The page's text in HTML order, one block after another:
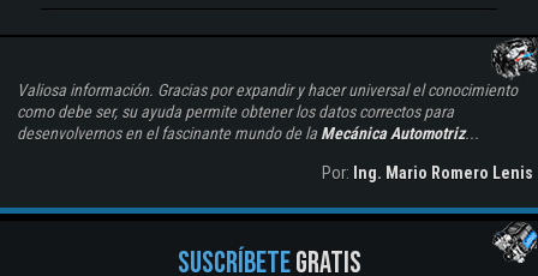
Valiosa información. Gracias por expandir y hacer universal el conocimiento
como debe ser, su ayuda permite obtener los datos correctos para
desenvolvernos en el fascinante mundo de la Mecánica Automotriz...
Por: Ing. Mario Romero Lenis
SUSCRÍBETEGRATIS